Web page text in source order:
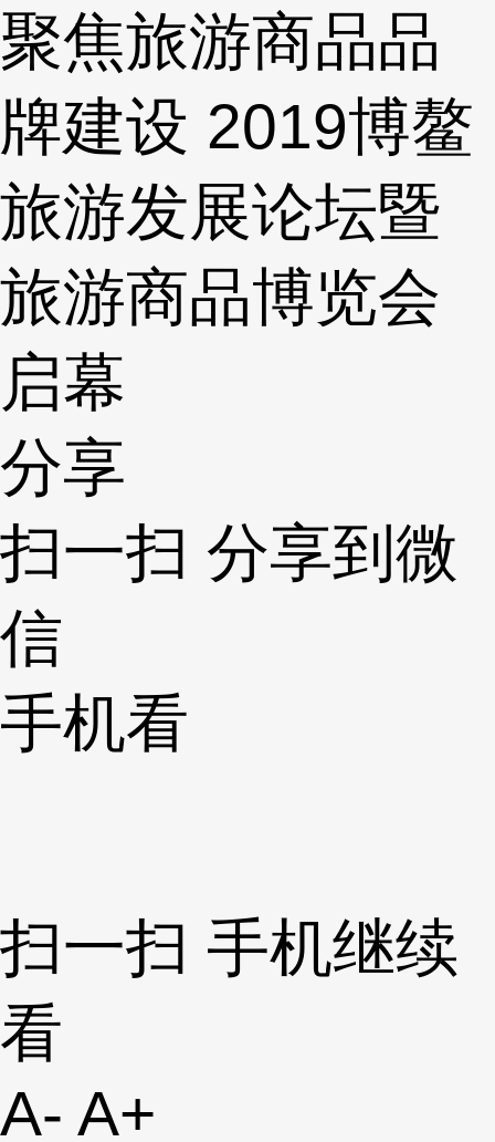
聚焦旅游商品品
牌建设 2019博鳌
旅游发展论坛暨
旅游商品博览会
启幕
分享
扫一扫 分享到微
信
手机看
扫一扫 手机继续
看
A- A+